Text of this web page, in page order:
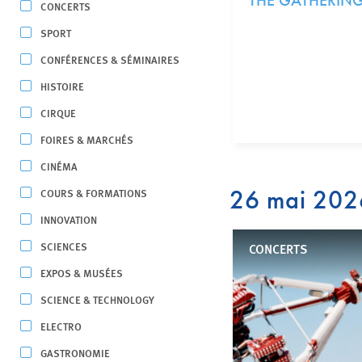
CONCERTS
SPORT
CONFÉRENCES & SÉMINAIRES
HISTOIRE
CIRQUE
FOIRES & MARCHÉS
CINÉMA
COURS & FORMATIONS
INNOVATION
SCIENCES
EXPOS & MUSÉES
SCIENCE & TECHNOLOGY
ELECTRO
GASTRONOMIE
26 mai
CONCERTS